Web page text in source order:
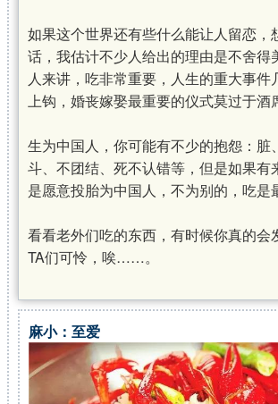
如果这个世界还有些什么能让人留恋，
话，我估计不少人给出的理由是不舍得
人来讲，吃非常重要，人生的重大事件
上钩，婚丧嫁娶最重要的仪式莫过于酒
生为中国人，你可能有不少的抱怨：脏
斗、不团结、死不认错等，但是如果有
是愿意投胎为中国人，不为别的，吃是
看看老外们吃的东西，有时候你真的会
TA们可怜，唉……。
麻小：至爱